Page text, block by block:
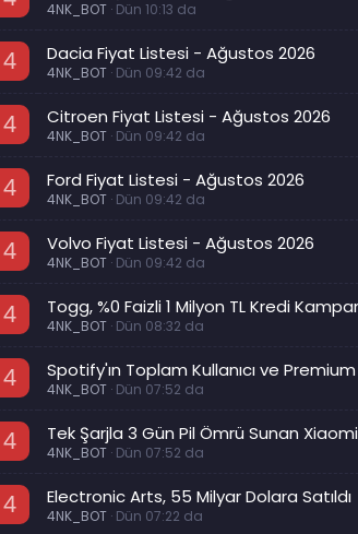
4NK_BOT Dün 10:13 da
4 Dacia Fiyat Listesi - Ağustos 2026
4NK_BOT Dün 09:42 da
4 Citroen Fiyat Listesi - Ağustos 2026
4NK_BOT Dün 09:42 da
4 Ford Fiyat Listesi - Ağustos 2026
4NK_BOT Dün 09:42 da
4 Volvo Fiyat Listesi - Ağustos 2026
4NK_BOT Dün 09:42 da
4 Togg, %0 Faizli 1 Milyon TL Kredi
4NK_BOT Dün 08:32 da
4 Spotify'ın Toplam Kullanıcı ve Premium
4NK_BOT Dün 07:52 da
4 Tek Şarjla 3 Gün Pil Ömrü Sunan Xiaomi
4NK_BOT Dün 07:52 da
4 Electronic Arts, 55 Milyar Dolara Satıldı
4NK_BOT Dün 07:22 da